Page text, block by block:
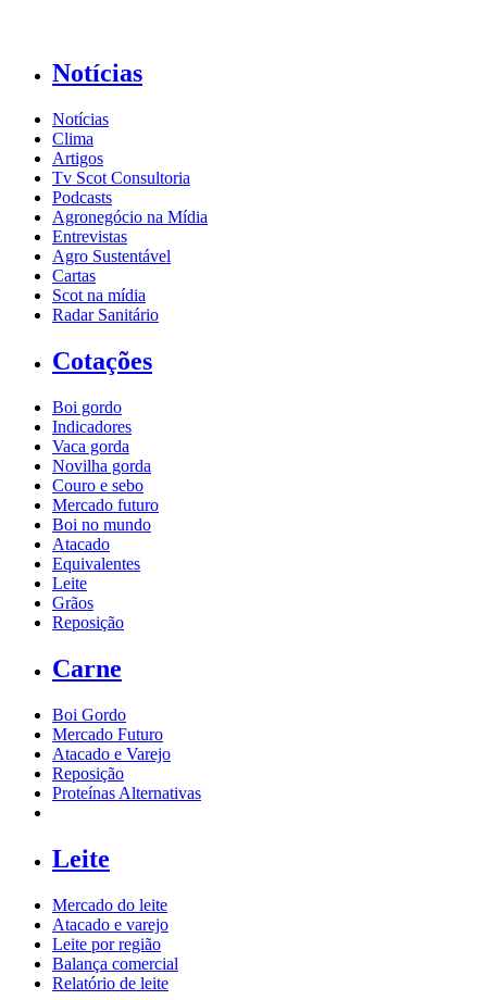
Notícias
Notícias
Clima
Artigos
Tv Scot Consultoria
Podcasts
Agronegócio na Mídia
Entrevistas
Agro Sustentável
Cartas
Scot na mídia
Radar Sanitário
Cotações
Boi gordo
Indicadores
Vaca gorda
Novilha gorda
Couro e sebo
Mercado futuro
Boi no mundo
Atacado
Equivalentes
Leite
Grãos
Reposição
Carne
Boi Gordo
Mercado Futuro
Atacado e Varejo
Reposição
Proteínas Alternativas
Leite
Mercado do leite
Atacado e varejo
Leite por região
Balança comercial
Relatório de leite